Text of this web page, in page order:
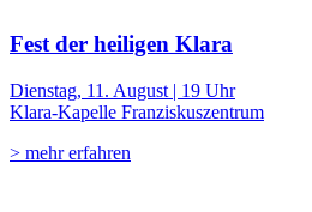
Fest der heiligen Klara
Dienstag, 11. August | 19 Uhr
Klara-Kapelle Franziskuszentrum
> mehr erfahren